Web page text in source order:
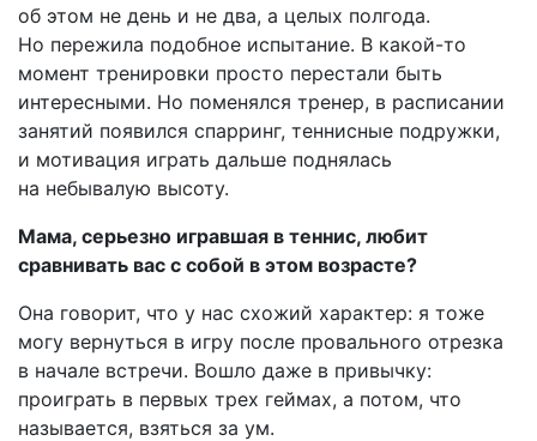
об этом не день и не два, а целых полгода.
Но пережила подобное испытание. В какой-то
момент тренировки просто перестали быть
интересными. Но поменялся тренер, в расписании
занятий появился спарринг, теннисные подружки,
и мотивация играть дальше поднялась
на небывалую высоту.
Мама, серьезно игравшая в теннис, любит
сравнивать вас с собой в этом возрасте?
Она говорит, что у нас схожий характер: я тоже
могу вернуться в игру после провального отрезка
в начале встречи. Вошло даже в привычку:
проиграть в первых трех геймах, а потом, что
называется, взяться за ум.